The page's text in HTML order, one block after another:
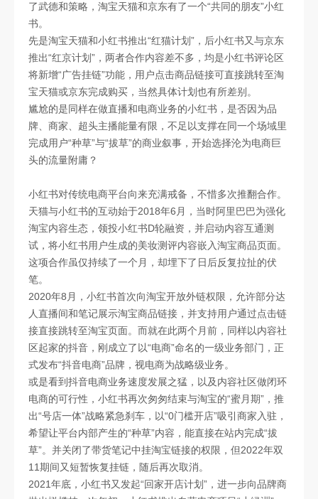
了武德和策略，淘宝天猫和京东有了一个“共同的朋友”小红
书。
先是淘宝天猫和小红书推出“红猫计划”，后小红书又与京东
推出“红京计划”，两者合作内容差不多，均是小红书评论区
将新增“广告挂链”功能，用户点击商品链接可直接跳转至淘
宝天猫或京东完成购买，当然具体计划也有所差别。
尴尬的是同样在做直播和电商业务的小红书，是否因为品
牌、商家、超头主播能量有限，不足以支撑在同一个场域里
完成用户“种草”与“拔草”的商业叙事，开始选择沦为电商巨
头的流量附庸？
小红书对传统电商平台向来充满戒备，不惜多次推翻合作。
天猫与小红书的互动始于2018年6月，当时阿里巴巴为强化
淘宝内容生态，领投小红书D轮融资，并启动内容互通测
试，将小红书用户生成的美妆测评内容嵌入淘宝商品页面。
这项合作虽仅持续了一个月，却埋下了日后反复拉扯的伏
笔。
2020年8月，小红书首次向淘宝开放外链权限，允许部分达
人直播间和笔记展示淘宝商品链接，并支持用户通过点击链
接直接跳转至淘宝页面。而就在此两个月前，同样以内容社
区起家的抖音，刚成立了以“电商”命名的一级业务部门，正
式发布“抖音电商”品牌，视电商为战略级业务。
或是看到抖音电商业务速度发展之猛，以及内容社区做闭环
电商的可行性，小红书再次匆匆结束与淘宝的“蜜月期”，推
出“号店一体”战略紧急刹车，以“0门槛开店”吸引商家入驻，
希望让平台内部产生的“种草”内容，能直接在站内完成“拔
草”。并关闭了带货笔记中挂淘宝链接的权限，但2022年双
11期间又短暂恢复挂链，随后再次取消。
2021年底，小红书又发起“回家开店计划”，进一步向品牌商